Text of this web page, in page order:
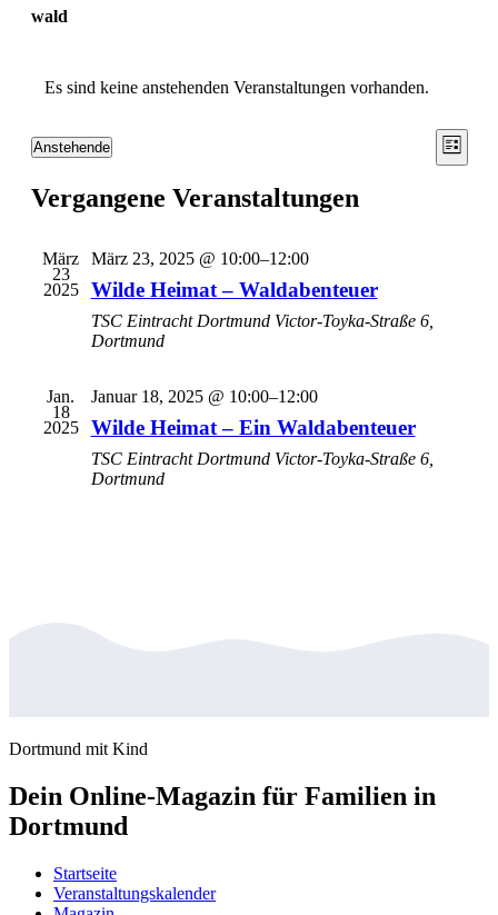
wald
Es sind keine anstehenden Veranstaltungen vorhanden.
Liste
Anstehende
wählen.
Vergangene Veranstaltungen
März
23
2025
März 23, 2025 @ 10:00–12:00
Wilde Heimat – Waldabenteuer
TSC Eintracht Dortmund Victor-Toyka-Straße 6,
Dortmund
Jan.
18
2025
Januar 18, 2025 @ 10:00–12:00
Wilde Heimat – Ein Waldabenteuer
TSC Eintracht Dortmund Victor-Toyka-Straße 6,
Dortmund
Dortmund mit Kind
Dein Online-Magazin für Familien in
Dortmund
Startseite
Veranstaltungskalender